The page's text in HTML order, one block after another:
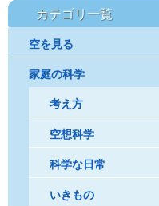
カテゴリ一覧
空を見る
家庭の科学
考え方
空想科学
科学な日常
いきもの